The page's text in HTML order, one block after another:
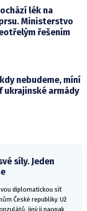
lék na
Ministerstvo
řešením
nebudeme, míní
ukrajinské armády
síly. Jeden
diplomatickou síť
České republiky. Už
jiný ji naopak